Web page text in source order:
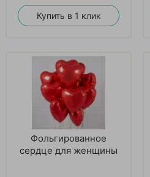
Купить в 1 клик
Фольгированное
сердце для женщины